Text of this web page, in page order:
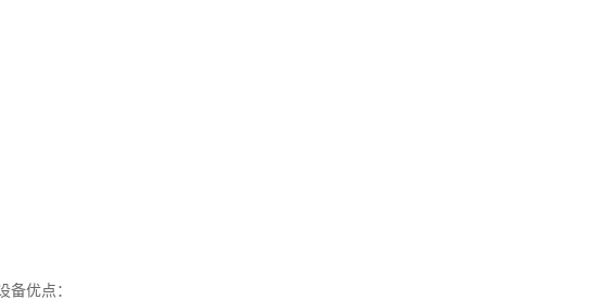
备优点：